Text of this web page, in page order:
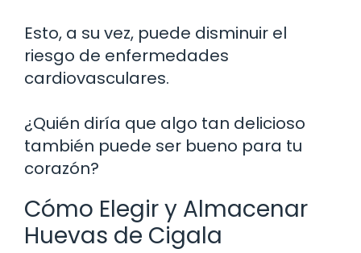
Esto, a su vez, puede disminuir el
riesgo de enfermedades
cardiovasculares.
¿Quién diría que algo tan delicioso
también puede ser bueno para tu
corazón?
Cómo Elegir y Almacenar
Huevas de Cigala